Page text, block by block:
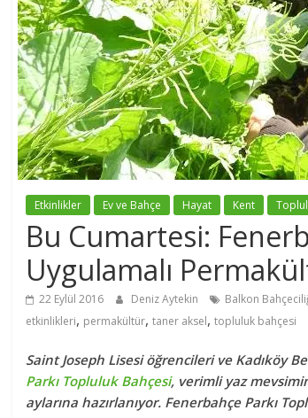
Etkinlikler Ev ve Bahçe Hayat Kent
Bu Cumartesi:
Uygulamalı
22 Eylül 2016 Deniz Aytekin Balkon
etkinlikleri, permakültür, taner aksel, topluluk bahçesi
Saint Joseph Lisesi öğrencileri ve Kadıköy
Parkı Topluluk Bahçesi, verimli yaz
aylarına hazırlanıyor. Fenerbahçe Parkı